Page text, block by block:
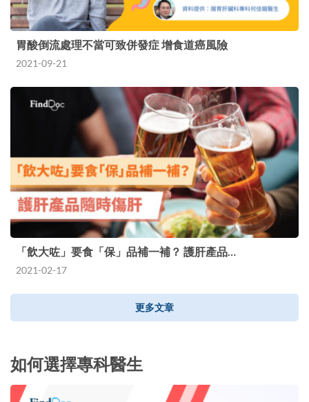
胃酸倒流處理不當可致併發症 增食道癌風險
2021-09-21
「飲大咗」要食「保」品補一補？ 護肝產品…
2021-02-17
更多文章
如何選擇專科醫生